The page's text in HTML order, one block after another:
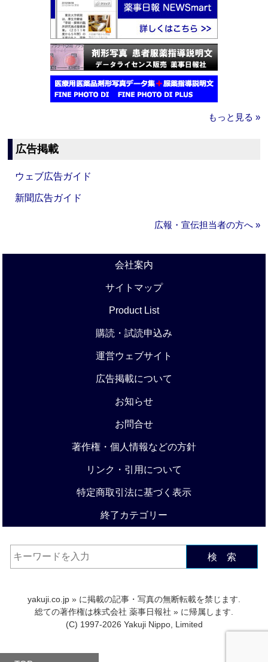
もっと見る »
広告掲載
ウェブ広告ガイド
新聞広告ガイド
広報・宣伝担当者の方へ »
会社案内
サイトマップ
Product List
購読・試読申込み
運営ウェブサイト
広告掲載について
お知らせ
お問合せ
著作権・個人情報などの方針
リンク・引用について
特定商取引法に基づく表示
終了カテゴリー
検 索
yakuji.co.jp » に掲載の記事・写真の無断転載を禁じます.
総ての著作権は株式会社 薬事日報社 » に帰属します.
(C) 1997-2026 Yakuji Nippo, Limited